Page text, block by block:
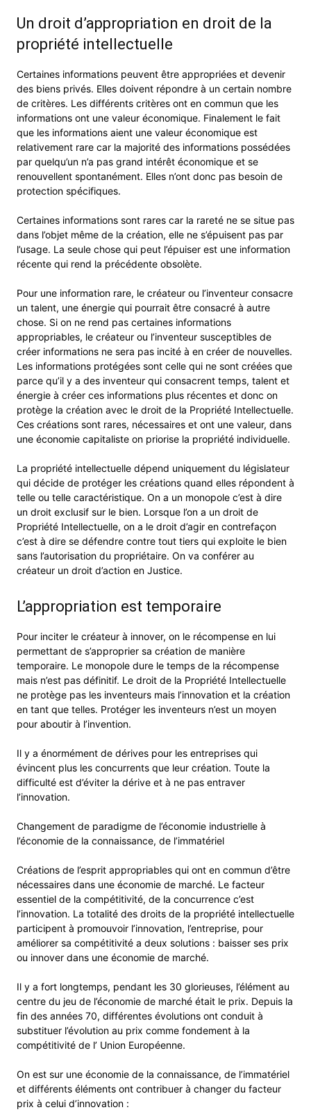
Un droit d’appropriation en droit de la
propriété intellectuelle
Certaines informations peuvent être appropriées et devenir
des biens privés. Elles doivent répondre à un certain nombre
de critères. Les différents critères ont en commun que les
informations ont une valeur économique. Finalement le fait
que les informations aient une valeur économique est
relativement rare car la majorité des informations possédées
par quelqu’un n’a pas grand intérêt économique et se
renouvellent spontanément. Elles n’ont donc pas besoin de
protection spécifiques.
Certaines informations sont rares car la rareté ne se situe pas
dans l’objet même de la création, elle ne s’épuisent pas par
l’usage. La seule chose qui peut l’épuiser est une information
récente qui rend la précédente obsolète.
Pour une information rare, le créateur ou l’inventeur consacre
un talent, une énergie qui pourrait être consacré à autre
chose. Si on ne rend pas certaines informations
appropriables, le créateur ou l’inventeur susceptibles de
créer informations ne sera pas incité à en créer de nouvelles.
Les informations protégées sont celle qui ne sont créées que
parce qu’il y a des inventeur qui consacrent temps, talent et
énergie à créer ces informations plus récentes et donc on
protège la création avec le droit de la Propriété Intellectuelle.
Ces créations sont rares, nécessaires et ont une valeur, dans
une économie capitaliste on priorise la propriété individuelle.
La propriété intellectuelle dépend uniquement du législateur
qui décide de protéger les créations quand elles répondent à
telle ou telle caractéristique. On a un monopole c’est à dire
un droit exclusif sur le bien. Lorsque l’on a un droit de
Propriété Intellectuelle, on a le droit d’agir en contrefaçon
c’est à dire se défendre contre tout tiers qui exploite le bien
sans l’autorisation du propriétaire. On va conférer au
créateur un droit d’action en Justice.
L’appropriation est temporaire
Pour inciter le créateur à innover, on le récompense en lui
permettant de s’approprier sa création de manière
temporaire. Le monopole dure le temps de la récompense
mais n’est pas définitif. Le droit de la Propriété Intellectuelle
ne protège pas les inventeurs mais l’innovation et la création
en tant que telles. Protéger les inventeurs n’est un moyen
pour aboutir à l’invention.
Il y a énormément de dérives pour les entreprises qui
évincent plus les concurrents que leur création. Toute la
difficulté est d’éviter la dérive et à ne pas entraver
l’innovation.
Changement de paradigme de l’économie industrielle à
l’économie de la connaissance, de l’immatériel
Créations de l’esprit appropriables qui ont en commun d’être
nécessaires dans une économie de marché. Le facteur
essentiel de la compétitivité, de la concurrence c’est
l’innovation. La totalité des droits de la propriété intellectuelle
participent à promouvoir l’innovation, l’entreprise, pour
améliorer sa compétitivité a deux solutions : baisser ses prix
ou innover dans une économie de marché.
Il y a fort longtemps, pendant les 30 glorieuses, l’élément au
centre du jeu de l’économie de marché était le prix. Depuis la
fin des années 70, différentes évolutions ont conduit à
substituer l’évolution au prix comme fondement à la
compétitivité de l’ Union Européenne.
On est sur une économie de la connaissance, de l’immatériel
et différents éléments ont contribuer à changer du facteur
prix à celui d’innovation :